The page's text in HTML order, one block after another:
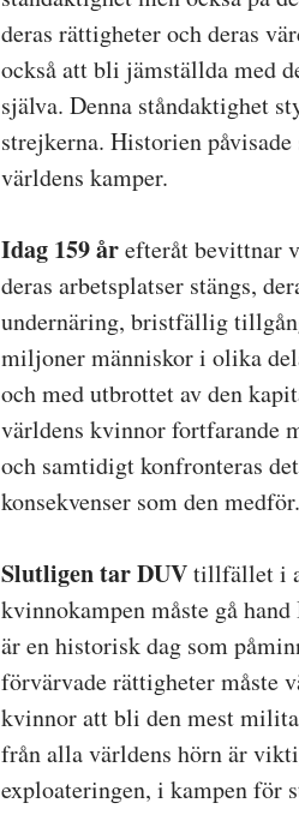
deras rättigheter och deras
också att bli jämställda med
själva. Denna ståndaktighet
strejkerna. Historien
världens kamper.
Idag 159 årefteråt bevittnar
deras arbetsplatser stängs,
undernäring, bristfällig
miljoner människor i olika
och med utbrottet av den
världens kvinnor fortfarande
och samtidigt konfronteras
konsekvenser som den
Slutligen tar DUVtillfället i
kvinnokampen måste gå
är en historisk dag som
förvärvade rättigheter måste
kvinnor att bli den mest
från alla världens hörn är
exploateringen, i kampen för